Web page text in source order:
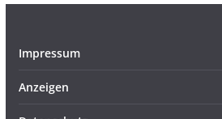
Impressum
Anzeigen